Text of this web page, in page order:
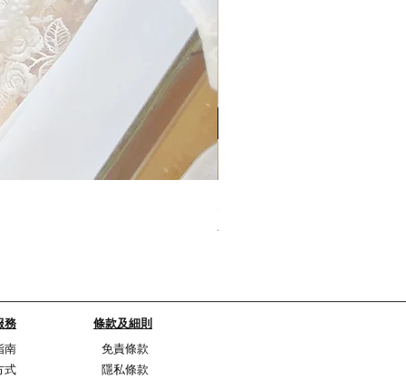
My Sheer Bow Knit Top
Regular Price
HK$1,099.00
務
南
式
條款及細則
免責條款
隱私條款